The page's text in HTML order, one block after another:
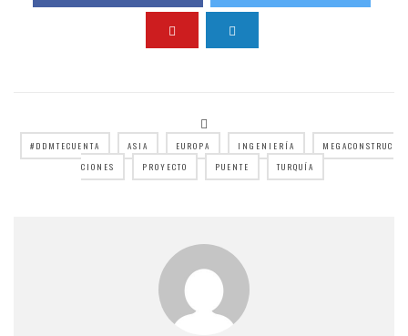
#DDMTECUENTA ASIA EUROPA INGENIERÍA
MEGACONSTRUC
CIONES
PROYECTO PUENTE TURQUÍA